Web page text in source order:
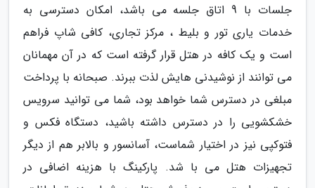
جلسات با 9 اتاق جلسه می باشد، امکان دسترسی به
خدمات یاری تور و بلیط ، مرکز تجاری، کافی شاپ فراهم
است و یک کافه در هتل قرار گرفته است که در آن مهمانان
می توانند از نوشیدنی هایش لذت ببرند. صبحانه با پرداخت
مبلغی در دسترس شما خواهد بود، شما می توانید سرویس
خشکشویی را در دسترس داشته باشید، دستگاه فکس و
فتوکپی نیز در اختیار شماست، آسانسور و بالابر هم از دیگر
تجهیزات هتل می با شد. پارکینگ با هزینه اضافی در